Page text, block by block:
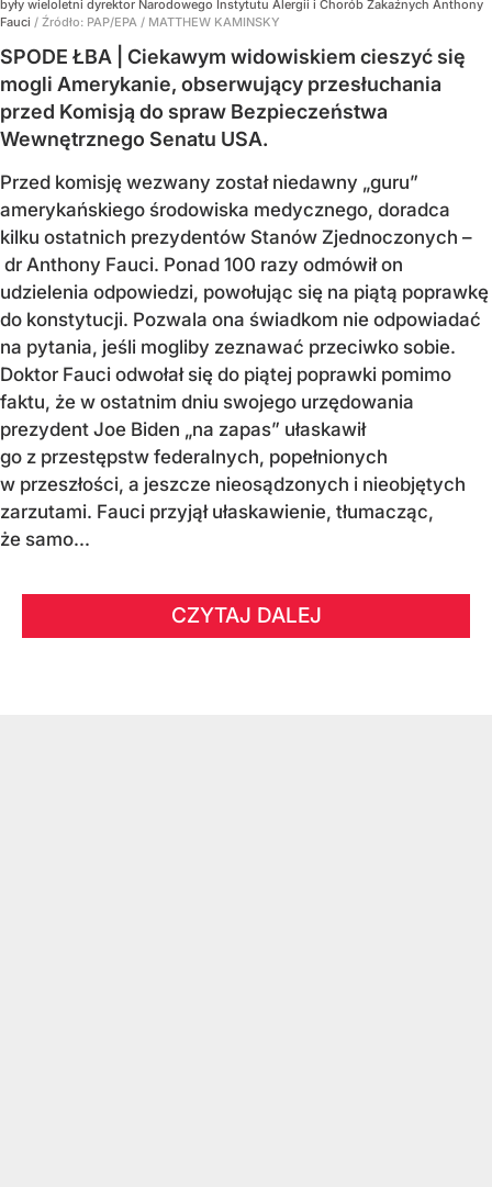
były wieloletni dyrektor Narodowego Instytutu Alergii i Chorób Zakaźnych Anthony
Fauci / Źródło: PAP/EPA / MATTHEW KAMINSKY
SPODE ŁBA | Ciekawym widowiskiem cieszyć się
mogli Amerykanie, obserwujący przesłuchania
przed Komisją do spraw Bezpieczeństwa
Wewnętrznego Senatu USA.
Przed komisję wezwany został niedawny „guru”
amerykańskiego środowiska medycznego, doradca
kilku ostatnich prezydentów Stanów Zjednoczonych –
dr Anthony Fauci. Ponad 100 razy odmówił on
udzielenia odpowiedzi, powołując się na piątą poprawkę
do konstytucji. Pozwala ona świadkom nie odpowiadać
na pytania, jeśli mogliby zeznawać przeciwko sobie.
Doktor Fauci odwołał się do piątej poprawki pomimo
faktu, że w ostatnim dniu swojego urzędowania
prezydent Joe Biden „na zapas” ułaskawił
go z przestępstw federalnych, popełnionych
w przeszłości, a jeszcze nieosądzonych i nieobjętych
zarzutami. Fauci przyjął ułaskawienie, tłumacząc,
że samo...
CZYTAJ DALEJ